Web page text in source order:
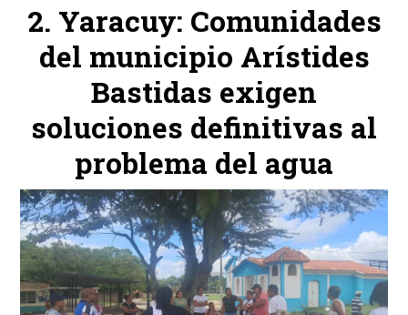
Yaracuy: Comunidades
del municipio Arístides
Bastidas exigen
soluciones definitivas al
problema del agua